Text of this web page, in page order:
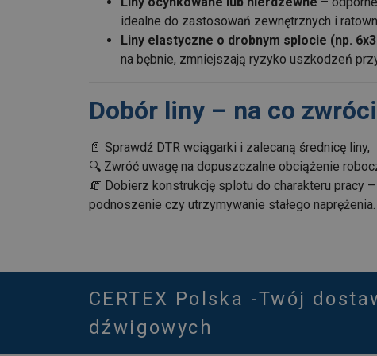
idealne do zastosowań zewnętrznych i
Liny elastyczne o drobnym splocie (np.
na bębnie, zmniejszają ryzyko uszkodzeń
Dobór liny – na co
📄 Sprawdź DTR wciągarki i zalecaną średnicę liny,
🔍 Zwróć uwagę na dopuszczalne obciążenie
🧯 Dobierz konstrukcję splotu do charakteru pracy
podnoszenie czy utrzymywanie stałego naprężenia.
CERTEX Polska -Twój
dźwigowych